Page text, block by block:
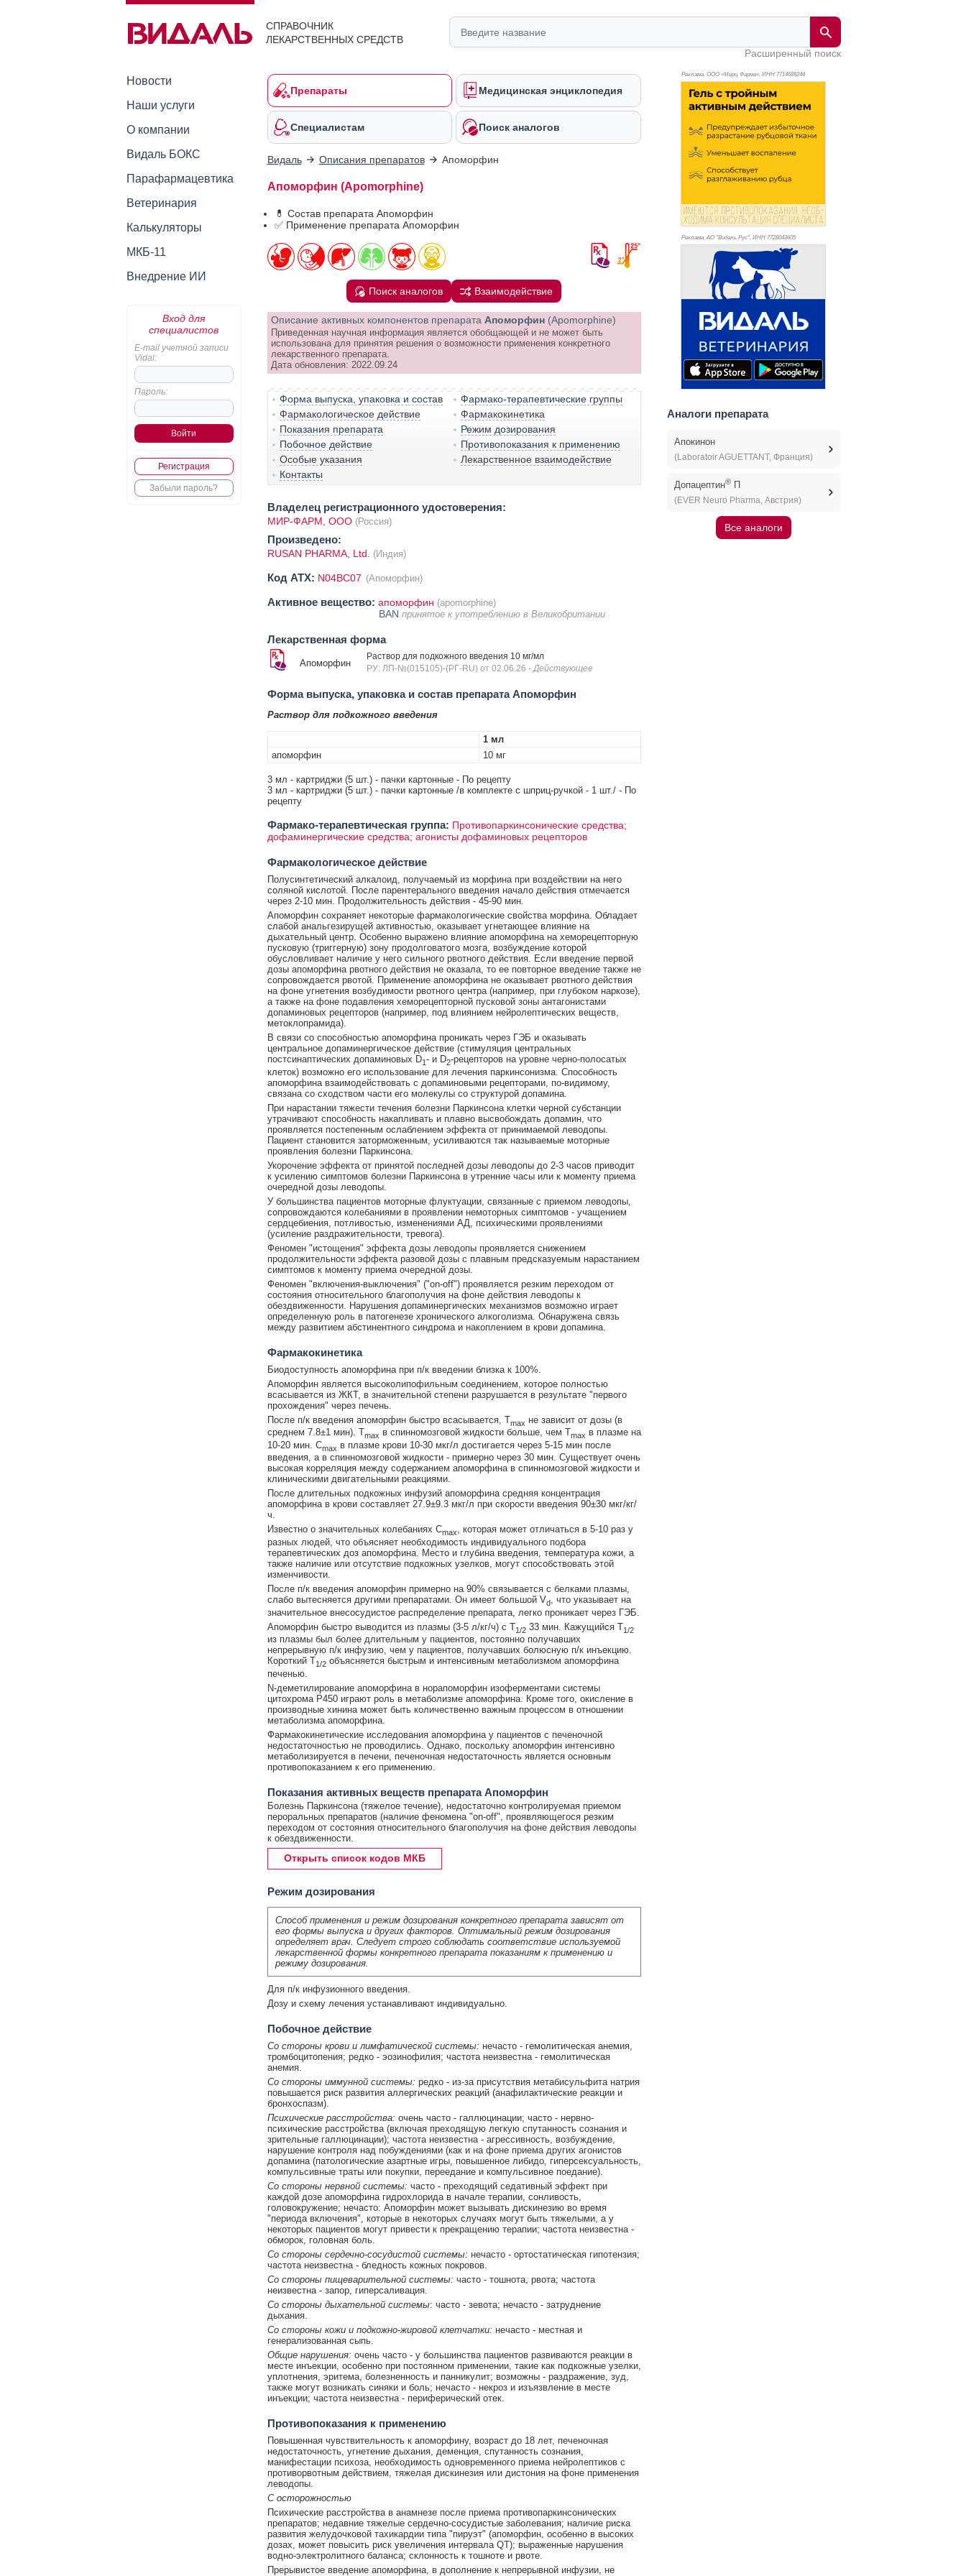
СПРАВОЧНИК
ЛЕКАРСТВЕННЫХ СРЕДСТВ
Расширенный поиск
Новости
Наши услуги
О компании
Видаль БОКС
Парафармацевтика
Ветеринария
Калькуляторы
МКБ-11
Внедрение ИИ
Вход для
специалистов
E-mail учетной записи
Vidal:
Пароль:
Регистрация
Забыли пароль?
Препараты Медицинская энциклопедия
Специалистам Поиск аналогов
Видаль Описания препаратов Апоморфин
Апоморфин (Apomorphine)
💊 Состав препарата Апоморфин
✅ Применение препарата Апоморфин
Поиск аналогов Взаимодействие
Описание активных компонентов препарата Апоморфин (Apomorphine)
Приведенная научная информация является обобщающей и не может быть
использована для принятия решения о возможности применения конкретного
лекарственного препарата.
Дата обновления: 2022.09.24
Форма выпуска, упаковка и состав
Фармако-терапевтические группы
Фармакологическое действие
Фармакокинетика
Показания препарата
Режим дозирования
Побочное действие
Противопоказания к применению
Особые указания
Лекарственное взаимодействие
Контакты
Владелец регистрационного удостоверения:
МИР-ФАРМ, ООО (Россия)
Произведено:
RUSAN PHARMA, Ltd. (Индия)
Код ATX: N04BC07 (Апоморфин)
Активное вещество: апоморфин (apomorphine)
BAN принятое к употреблению в Великобритании
Лекарственная форма
Апоморфин
Раствор для подкожного введения 10 мг/мл
РУ: ЛП-№(015105)-(РГ-RU) от 02.06.26 - Действующее
Форма выпуска, упаковка и состав препарата Апоморфин
Раствор для подкожного введения
1 мл
апоморфин
10 мг
3 мл - картриджи (5 шт.) - пачки картонные - По рецепту
3 мл - картриджи (5 шт.) - пачки картонные /в комплекте с шприц-ручкой - 1 шт./ - По
рецепту
Фармако-терапевтическая группа: Противопаркинсонические средства;
дофаминергические средства; агонисты дофаминовых рецепторов
Фармакологическое действие
Полусинтетический алкалоид, получаемый из морфина при воздействии на него
соляной кислотой. После парентерального введения начало действия отмечается
через 2-10 мин. Продолжительность действия - 45-90 мин.
Апоморфин сохраняет некоторые фармакологические свойства морфина. Обладает
слабой анальгезирущей активностью, оказывает угнетающее влияние на
дыхательный центр. Особенно выражено влияние апоморфина на хеморецепторную
пусковую (триггерную) зону продолговатого мозга, возбуждение которой
обусловливает наличие у него сильного рвотного действия. Если введение первой
дозы апоморфина рвотного действия не оказала, то ее повторное введение также не
сопровождается рвотой. Применение апоморфина не оказывает рвотного действия
на фоне угнетения возбудимости рвотного центра (например, при глубоком наркозе),
а также на фоне подавления хеморецепторной пусковой зоны антагонистами
допаминовых рецепторов (например, под влиянием нейролептических веществ,
метоклопрамида).
В связи со способностью апоморфина проникать через ГЭБ и оказывать
центральное допаминергическое действие (стимуляция центральных
постсинаптических допаминовых D1- и D2-рецепторов на уровне черно-полосатых
клеток) возможно его использование для лечения паркинсонизма. Способность
апоморфина взаимодействовать с допаминовыми рецепторами, по-видимому,
связана со сходством части его молекулы со структурой допамина.
При нарастании тяжести течения болезни Паркинсона клетки черной субстанции
утрачивают способность накапливать и плавно высвобождать допамин, что
проявляется постепенным ослаблением эффекта от принимаемой леводопы.
Пациент становится заторможенным, усиливаются так называемые моторные
проявления болезни Паркинсона.
Укорочение эффекта от принятой последней дозы леводопы до 2-3 часов приводит
к усилению симптомов болезни Паркинсона в утренние часы или к моменту приема
очередной дозы леводопы.
У большинства пациентов моторные флуктуации, связанные с приемом леводопы,
сопровождаются колебаниями в проявлении немоторных симптомов - учащением
сердцебиения, потливостью, изменениями АД, психическими проявлениями
(усиление раздражительности, тревога).
Феномен "истощения" эффекта дозы леводопы проявляется снижением
продолжительности эффекта разовой дозы с плавным предсказуемым нарастанием
симптомов к моменту приема очередной дозы.
Феномен "включения-выключения" ("on-off") проявляется резким переходом от
состояния относительного благополучия на фоне действия леводопы к
обездвиженности. Нарушения допаминергических механизмов возможно играет
определенную роль в патогенезе хронического алкоголизма. Обнаружена связь
между развитием абстинентного синдрома и накоплением в крови допамина.
Фармакокинетика
Биодоступность апоморфина при п/к введении близка к 100%.
Апоморфин является высоколипофильным соединением, которое полностью
всасывается из ЖКТ, в значительной степени разрушается в результате "первого
прохождения" через печень.
После п/к введения апоморфин быстро всасывается, Tmax не зависит от дозы (в
среднем 7.8±1 мин). Tmax в спинномозговой жидкости больше, чем Tmax в плазме на
10-20 мин. Cmax в плазме крови 10-30 мкг/л достигается через 5-15 мин после
введения, а в спинномозговой жидкости - примерно через 30 мин. Существует очень
высокая корреляция между содержанием апоморфина в спинномозговой жидкости и
клиническими двигательными реакциями.
После длительных подкожных инфузий апоморфина средняя концентрация
апоморфина в крови составляет 27.9±9.3 мкг/л при скорости введения 90±30 мкг/кг/
ч.
Известно о значительных колебаниях Cmax, которая может отличаться в 5-10 раз у
разных людей, что объясняет необходимость индивидуального подбора
терапевтических доз апоморфина. Место и глубина введения, температура кожи, а
также наличие или отсутствие подкожных узелков, могут способствовать этой
изменчивости.
После п/к введения апоморфин примерно на 90% связывается с белками плазмы,
слабо вытесняется другими препаратами. Он имеет большой Vd, что указывает на
значительное внесосудистое распределение препарата, легко проникает через ГЭБ.
Апоморфин быстро выводится из плазмы (3-5 л/кг/ч) с T1/233 мин. Кажущийся T1/2
из плазмы был более длительным у пациентов, постоянно получавших
непрерывную п/к инфузию, чем у пациентов, получавших болюсную п/к инъекцию.
Короткий T1/2объясняется быстрым и интенсивным метаболизмом апоморфина
печенью.
N-деметилирование апоморфина в норапоморфин изоферментами системы
цитохрома P450 играют роль в метаболизме апоморфина. Кроме того, окисление в
производные хинина может быть количественно важным процессом в отношении
метаболизма апоморфина.
Фармакокинетические исследования апоморфина у пациентов с печеночной
недостаточностью не проводились. Однако, поскольку апоморфин интенсивно
метаболизируется в печени, печеночная недостаточность является основным
противопоказанием к его применению.
Показания активных веществ препарата Апоморфин
Болезнь Паркинсона (тяжелое течение), недостаточно контролируемая приемом
пероральных препаратов (наличие феномена "on-off", проявляющегося резким
переходом от состояния относительного благополучия на фоне действия леводопы
к обездвиженности.
Открыть список кодов МКБ
Режим дозирования
Способ применения и режим дозирования конкретного препарата зависят от
его формы выпуска и других факторов. Оптимальный режим дозирования
определяет врач. Следует строго соблюдать соответствие используемой
лекарственной формы конкретного препарата показаниям к применению и
режиму дозирования.
Для п/к инфузионного введения.
Дозу и схему лечения устанавливают индивидуально.
Побочное действие
Со стороны крови и лимфатической системы: нечасто - гемолитическая анемия,
тромбоцитопения; редко - эозинофилия; частота неизвестна - гемолитическая
анемия.
Со стороны иммунной системы: редко - из-за присутствия метабисульфита натрия
повышается риск развития аллергических реакций (анафилактические реакции и
бронхоспазм).
Психические расстройства: очень часто - галлюцинации; часто - нервно-
психические расстройства (включая преходящую легкую спутанность сознания и
зрительные галлюцинации); частота неизвестна - агрессивность, возбуждение,
нарушение контроля над побуждениями (как и на фоне приема других агонистов
допамина (патологические азартные игры, повышенное либидо, гиперсексуальность,
компульсивные траты или покупки, переедание и компульсивное поедание).
Со стороны нервной системы: часто - преходящий седативный эффект при
каждой дозе апоморфина гидрохлорида в начале терапии, сонливость,
головокружение; нечасто: Апоморфин может вызывать дискинезию во время
"периода включения", которые в некоторых случаях могут быть тяжелыми, а у
некоторых пациентов могут привести к прекращению терапии; частота неизвестна -
обморок, головная боль.
Со стороны сердечно-сосудистой системы: нечасто - ортостатическая гипотензия;
частота неизвестна - бледность кожных покровов.
Со стороны пищеварительной системы: часто - тошнота, рвота; частота
неизвестна - запор, гиперсаливация.
Со стороны дыхательной системы: часто - зевота; нечасто - затруднение
дыхания.
Со стороны кожи и подкожно-жировой клетчатки: нечасто - местная и
генерализованная сыпь.
Общие нарушения: очень часто - у большинства пациентов развиваются реакции в
месте инъекции, особенно при постоянном применении, такие как подкожные узелки,
уплотнения, эритема, болезненность и панникулит; возможны - раздражение, зуд,
также могут возникать синяки и боль; нечасто - некроз и изъязвление в месте
инъекции; частота неизвестна - периферический отек.
Противопоказания к применению
Повышенная чувствительность к апоморфину, возраст до 18 лет, печеночная
недостаточность, угнетение дыхания, деменция, спутанность сознания,
манифестации психоза, необходимость одновременного приема нейролептиков с
противорвотным действием, тяжелая дискинезия или дистония на фоне применения
леводопы.
С осторожностью
Психические расстройства в анамнезе после приема противопаркинсонических
препаратов; недавние тяжелые сердечно-сосудистые заболевания; наличие риска
развития желудочковой тахикардии типа "пируэт" (апоморфин, особенно в высоких
дозах, может повысить риск увеличения интервала QT); выраженные нарушения
водно-электролитного баланса; склонность к тошноте и рвоте.
Прерывистое введение апоморфина, в дополнение к непрерывной инфузии, не
Реклама. ООО «Мерц Фарма», ИНН 7714689244
Реклама. АО "Видаль Рус", ИНН 7728043605
Аналоги препарата
Апокинон
(Laboratoir AGUETTANT, Франция)
Допацептин®П
(EVER Neuro Pharma, Австрия)
Все аналоги